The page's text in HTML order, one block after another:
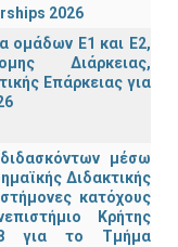
2026
ομάδων Ε1 και Ε2,
Διάρκειας,
Επάρκειας για
μέσω
Διδακτικής
κατόχους
Κρήτης
για το Τμήμα